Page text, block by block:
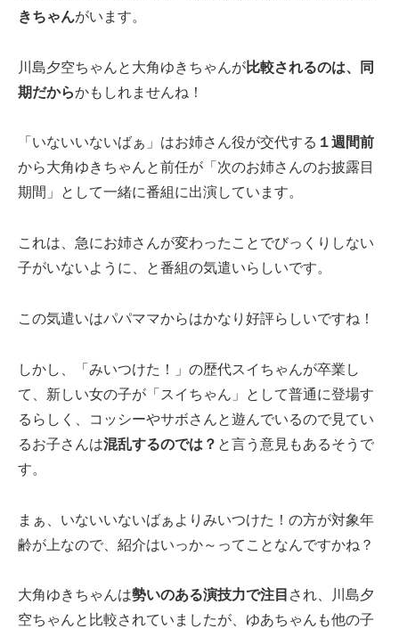
きちゃんがいます。
川島夕空ちゃんと大角ゆきちゃんが比較されるのは、同
期だからかもしれませんね！
「いないいないばぁ」はお姉さん役が交代する １週間前
から大角ゆきちゃんと前任が「次のお姉さんのお披露目
期間」として一緒に番組に出演しています。
これは、急にお姉さんが変わったことでびっくりしない
子がいないように、と番組の気遣いらしいです。
この気遣いはパパママからはかなり好評らしいですね！
しかし、「みいつけた！」の歴代スイちゃんが卒業し
て、新しい女の子が「スイちゃん」として普通に登場す
るらしく、コッシーやサボさんと遊んでいるので見てい
るお子さんは混乱するのでは？ と言う意見もあるそうで
す。
まぁ、いないいないばぁよりみいつけた！の方が対象年
齢が上なので、紹介はいっか～ってことなんですかね？
大角ゆきちゃんは勢いのある演技力で注目 され、川島夕
空ちゃんと比較されていましたが、ゆあちゃんも他の子